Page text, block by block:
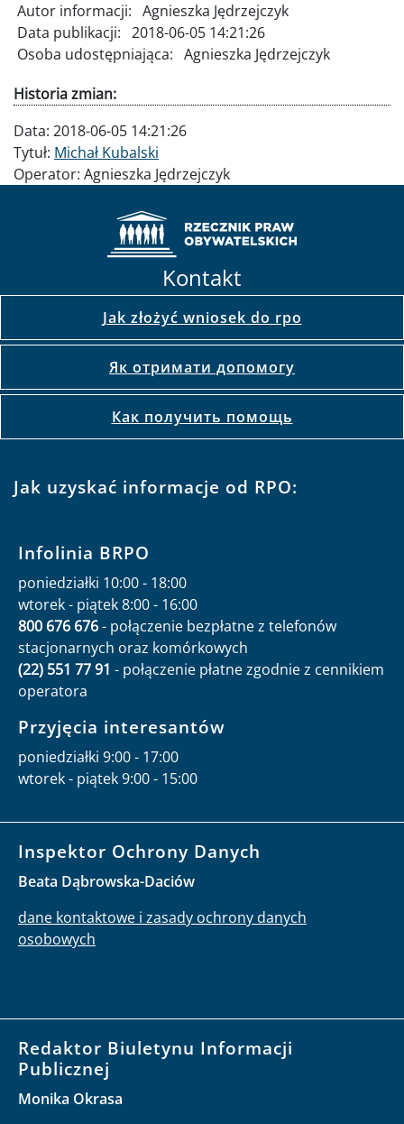
Autor informacji: Agnieszka Jędrzejczyk
Data publikacji: 2018-06-05 14:21:26
Osoba udostępniająca: Agnieszka Jędrzejczyk
Historia zmian:
Data: 2018-06-05 14:21:26
Tytuł: Michał Kubalski
Operator: Agnieszka Jędrzejczyk
Kontakt
Jak złożyć wniosek do rpo
Як отримати допомогу
Как получить помощь
Jak uzyskać informacje od RPO:
Infolinia BRPO
poniedziałki 10:00 - 18:00
wtorek - piątek 8:00 - 16:00
800 676 676- połączenie bezpłatne z telefonów
stacjonarnych oraz komórkowych
(22) 551 77 91 - połączenie płatne zgodnie z cennikiem
operatora
Przyjęcia interesantów
poniedziałki 9:00 - 17:00
wtorek - piątek 9:00 - 15:00
Inspektor Ochrony Danych
Beata Dąbrowska-Daciów
dane kontaktowe i zasady ochrony danych
osobowych
Redaktor Biuletynu Informacji
Publicznej
Monika Okrasa